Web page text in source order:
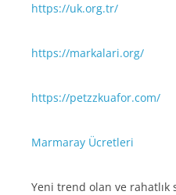
https://uk.org.tr/
https://markalari.org/
https://petzzkuafor.com/
Marmaray Ücretleri
Yeni trend olan ve rahatlık